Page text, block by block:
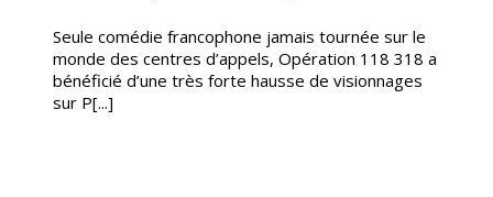
Seule comédie francophone jamais tournée sur le
monde des centres d’appels, Opération 118 318 a
bénéficié d’une très forte hausse de visionnages
sur P[...]